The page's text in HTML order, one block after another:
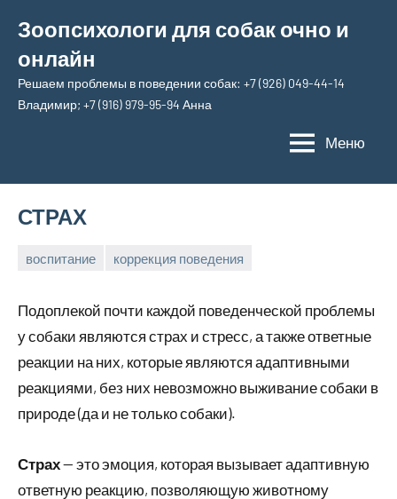
содержимому
Зоопсихологи для собак очно и
онлайн
Решаем проблемы в поведении собак: +7 (926) 049-44-14
Владимир; +7 (916) 979-95-94 Анна
Меню
СТРАХ
воспитание коррекция поведения
2026
Подоплекой почти каждой поведенческой проблемы
у собаки являются страх и стресс, а также ответные
реакции на них, которые являются адаптивными
реакциями, без них невозможно выживание собаки в
природе (да и не только собаки).
Страх— это эмоция, которая вызывает адаптивную
ответную реакцию, позволяющую животному